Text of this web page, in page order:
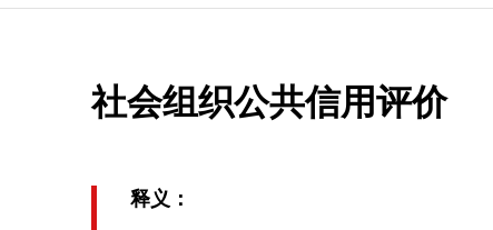
社会组织公共信用评价
释义：